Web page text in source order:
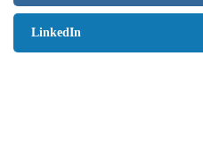
LinkedIn